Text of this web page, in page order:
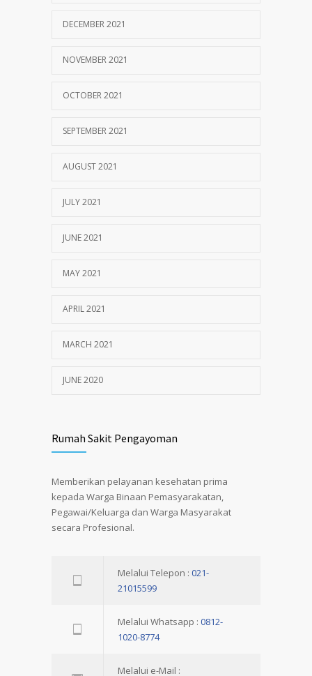
DECEMBER 2021
NOVEMBER 2021
OCTOBER 2021
SEPTEMBER 2021
AUGUST 2021
JULY 2021
JUNE 2021
MAY 2021
APRIL 2021
MARCH 2021
JUNE 2020
Rumah Sakit Pengayoman
Memberikan pelayanan kesehatan prima
kepada Warga Binaan Pemasyarakatan,
Pegawai/Keluarga dan Warga Masyarakat
secara Profesional.
Melalui Telepon : 021-
21015599
Melalui Whatsapp : 0812-
1020-8774
Melalui e-Mail :